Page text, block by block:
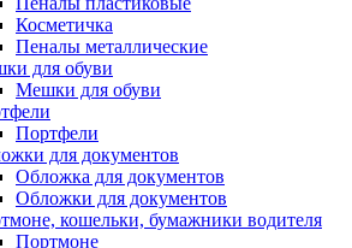
Косметичка
Пеналы металлические
для обуви
Мешки для обуви
Портфели
для документов
Обложка для документов
Обложки для документов
кошельки, бумажники водителя
Портмоне